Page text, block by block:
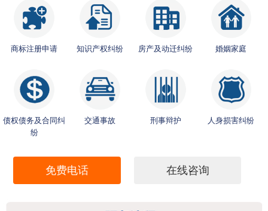
商标注册申请 知识产权纠纷 房产及动迁纠纷 婚姻家庭
债权债务及合同纠
纷
交通事故 刑事辩护 人身损害纠纷
免费电话 在线咨询